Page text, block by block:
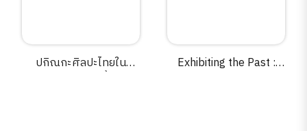
ปกิณกะศิลปะไทยใน
Exhibiting the Past :